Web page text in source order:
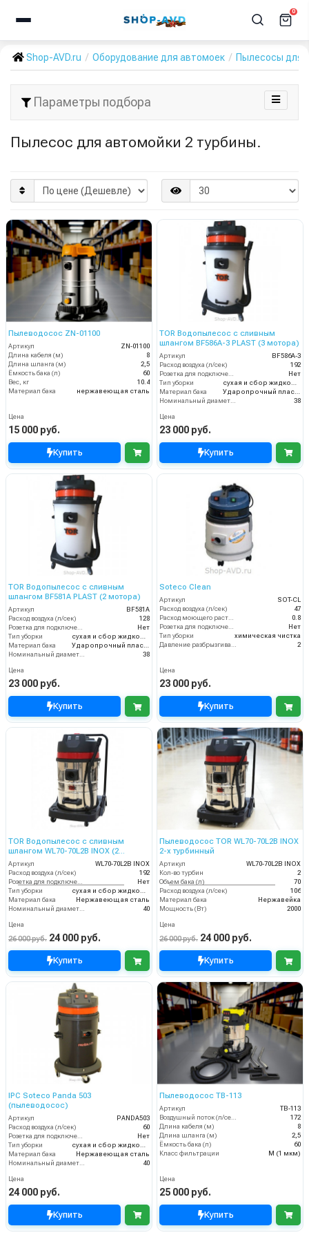
0
Shop-AVD.ru Оборудование для автомоек Пылесосы для
Параметры подбора
Пылесос для автомойки 2 турбины.
Пылеводосос ZN-01100
Артикул
ZN-01100
Длина кабеля (м)
8
Длина шланга (м)
2,5
Ёмкость бака (л)
60
Вес, кг
10.4
Материал бака
нержавеющая сталь
Цена
15 000 руб.
Купить
TOR Водопылесос с сливным
шлангом BF586A-3 PLAST (3 мотора)
Артикул
BF586A-3
Расход воздуха (л/сек)
192
Нет
Тип уборки
Материал бака
38
Цена
23 000 руб.
Купить
TOR Водопылесос с сливным
шлангом BF581A PLAST (2 мотора)
Артикул
BF581A
Расход воздуха (л/сек)
128
Розетка для подключения инструмента
Нет
Тип уборки
сухая и сбор жидкостей
Материал бака
Ударопрочный пластик
Номинальный диаметр принадлежностей (мм)
38
Цена
23 000 руб.
Купить
Soteco Clean
Артикул
SOT-CL
Расход воздуха (л/сек)
47
Расход моющего раствора (л/мин)
0.8
Розетка для подключения инструмента
Нет
Тип уборки
химическая чистка
Давление разбрызгивания моющего раствора (бар)
2
Цена
23 000 руб.
Купить
TOR Водопылесос с сливным
шлангом WL70-70L2B INOX (2
мотора)
Артикул
WL70-70L2B INOX
Расход воздуха (л/сек)
192
Розетка для подключения инструмента
Нет
Тип уборки
сухая и сбор жидкостей
Материал бака
Нержавеющая сталь
Номинальный диаметр принадлежностей (мм)
40
Цена
26 000 руб. 24 000 руб.
Купить
Пылеводосос TOR WL70-70L2B INOX
2-х турбинный
Артикул
WL70-70L2B INOX
Кол-во турбин
2
Объем бака (л)
70
Расход воздуха (л/сек)
106
Материал бака
Нержавейка
Мощность (Вт)
2000
Цена
26 000 руб. 24 000 руб.
Купить
IPC Soteco Panda 503
(пылеводосос)
Артикул
PANDA503
Расход воздуха (л/сек)
60
Нет
Тип уборки
Материал бака
Нержавеющая сталь
40
Цена
24 000 руб.
Купить
Пылеводосос TB-113
Артикул
TB-113
172
Длина кабеля (м)
8
Длина шланга (м)
2,5
Ёмкость бака (л)
60
Класс фильтрации
M (1 мкм)
Цена
25 000 руб.
Купить